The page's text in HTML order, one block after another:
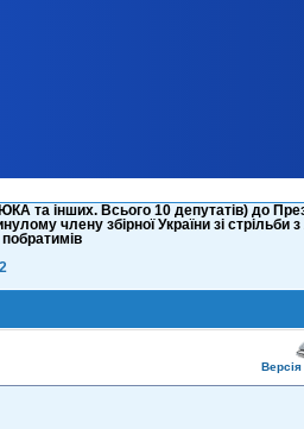
та інших. Всього 10 депутатів) до
члену збірної України зі стрільби з